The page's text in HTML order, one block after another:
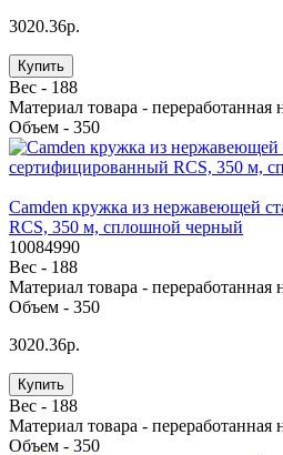
3020.36р.
Купить
Вес - 188
Материал товара - переработанная
Объем - 350
Camden кружка из нержавеющей
RCS, 350 м, сплошной черный
10084990
Вес - 188
Материал товара - переработанная
Объем - 350
3020.36р.
Купить
Вес - 188
Материал товара - переработанная
Объем - 350